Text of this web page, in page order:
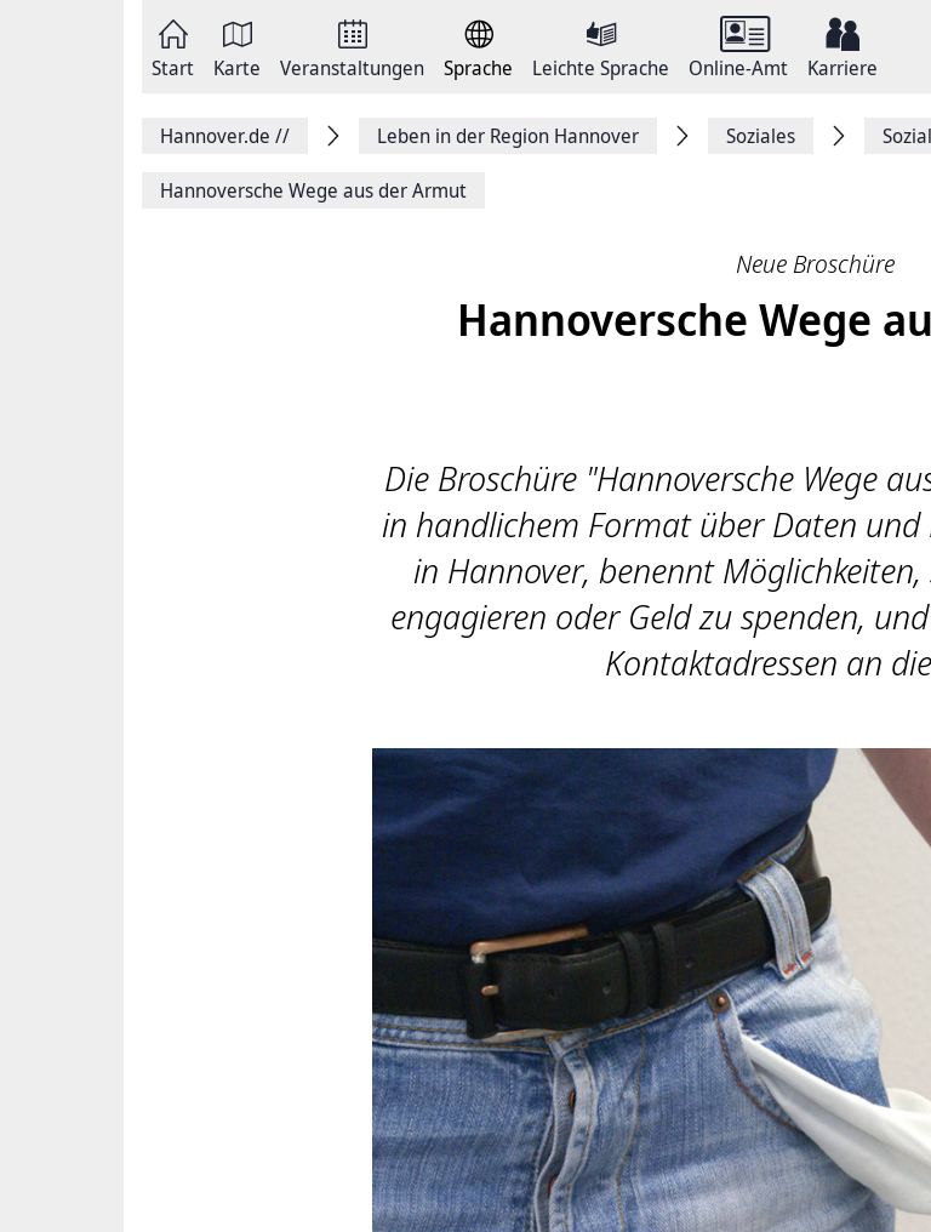
Start Karte Veranstaltungen Sprache Leichte Sprache Online-Amt Karriere
Hannover.de // Leben in der Region Hannover Soziales
Hannoversche Wege aus der Armut
Neue Broschüre
Hannoversche Wege
Die Broschüre "Hannoversche Wege
in handlichem Format über Daten
in Hannover, benennt
engagieren oder Geld zu spenden,
Kontaktadressen an